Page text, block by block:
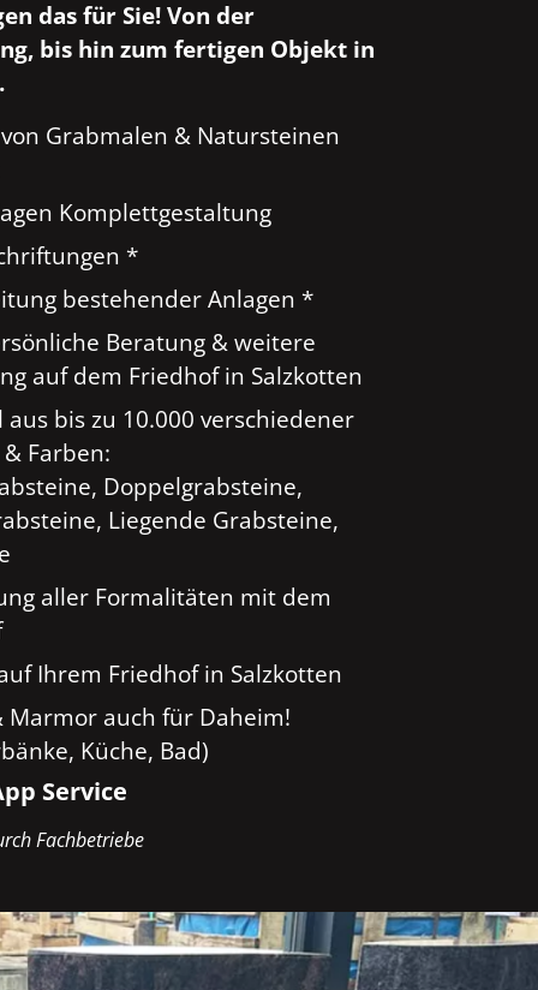
das für Sie! Von der
bis hin zum fertigen Objekt in
Grabmalen & Natursteinen
Komplettgestaltung
*
bestehender Anlagen *
Beratung & weitere
auf dem Friedhof in Salzkotten
aus bis zu 10.000 verschiedener
Farben:
Doppelgrabsteine,
Liegende Grabsteine,
aller Formalitäten mit dem
Ihrem Friedhof in Salzkotten
Marmor auch für Daheim!
Küche, Bad)
Service
Fachbetriebe